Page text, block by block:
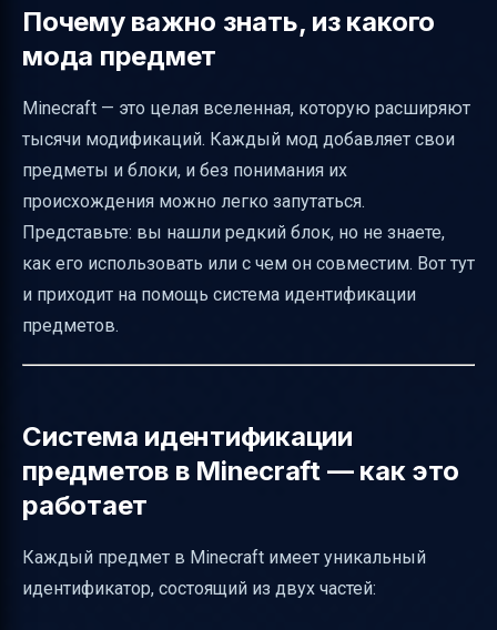
Почему важно знать, из какого
мода предмет
Minecraft — это целая вселенная, которую расширяют
тысячи модификаций. Каждый мод добавляет свои
предметы и блоки, и без понимания их
происхождения можно легко запутаться.
Представьте: вы нашли редкий блок, но не знаете,
как его использовать или с чем он совместим. Вот тут
и приходит на помощь система идентификации
предметов.
Система идентификации
предметов в Minecraft — как это
работает
Каждый предмет в Minecraft имеет уникальный
идентификатор, состоящий из двух частей: